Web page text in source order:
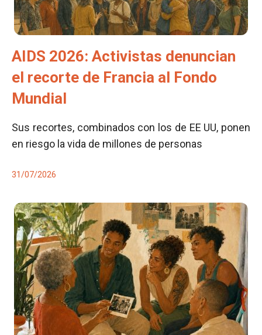
AIDS 2026: Activistas denuncian
el recorte de Francia al Fondo
Mundial
Sus recortes, combinados con los de EE UU, ponen
en riesgo la vida de millones de personas
31/07/2026